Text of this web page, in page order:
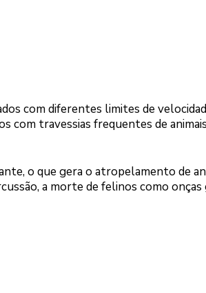
com diferentes limites de
com travessias frequentes de
o que gera o atropelamento de
a morte de felinos como